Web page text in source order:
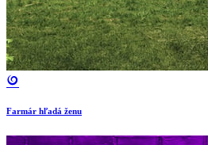
Farmár hľadá ženu